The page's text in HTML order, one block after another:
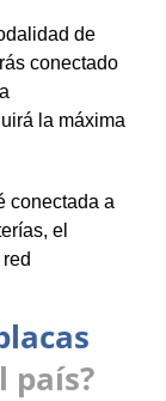
de
conectado
la máxima
conectada a
el
país?